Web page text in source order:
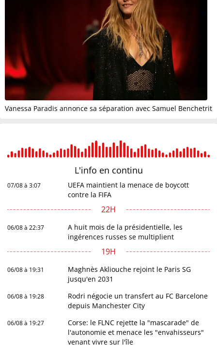
Vanessa Paradis annonce sa séparation avec Samuel Benchetrit
L'info en continu
07/08 à 3:07
UEFA maintient la menace de boycott
contre la FIFA
22H
06/08 à 22:37
A huit mois de la présidentielle, les
ingérences russes se multiplient
19H
06/08 à 19:31
Maghnès Akliouche rejoint le Paris SG
jusqu'en 2031
06/08 à 19:28
Rodri négocie un transfert au FC Barcelone
depuis Manchester City
06/08 à 19:27
Corse: le FLNC rejette la "mascarade" de
l'autonomie et menace les "envahisseurs"
venant vivre sur l'île